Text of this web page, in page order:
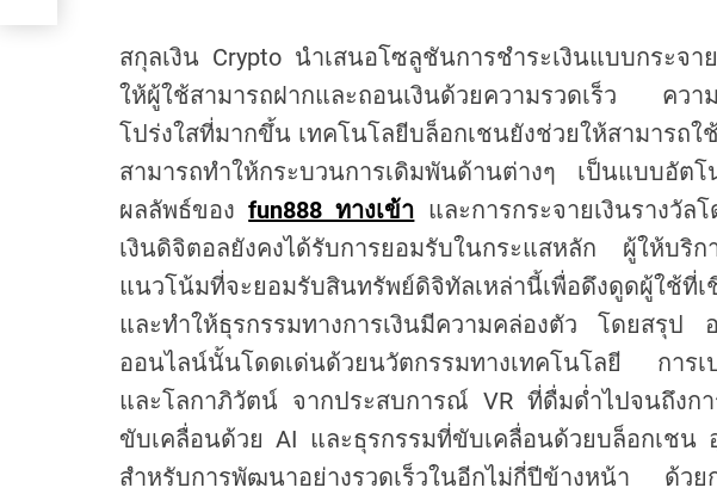
สกุลเงิน Crypto นำเสนอโซลูชันการชำระเงินแบบกระจ
ให้ผู้ใช้สามารถฝากและถอนเงินด้วยความรวดเร็ว ค
โปร่งใสที่มากขึ้น เทคโนโลยีบล็อกเชนยังช่วยให้สามารถ
สามารถทำให้กระบวนการเดิมพันด้านต่างๆ เป็นแบบอั
ผลลัพธ์ของfun888 ทางเข้า และการกระจายเงินรางวั
เงินดิจิตอลยังคงได้รับการยอมรับในกระแสหลัก ผู้ให้บริก
แนวโน้มที่จะยอมรับสินทรัพย์ดิจิทัลเหล่านี้เพื่อดึงดูดผู้ใช้ที่
และทำให้ธุรกรรมทางการเงินมีความคล่องตัว โดยสรุป
ออนไลน์นั้นโดดเด่นด้วยนวัตกรรมทางเทคโนโลยี การเ
และโลกาภิวัตน์ จากประสบการณ์ VR ที่ดื่มด่ำไปจนถึงกา
ขับเคลื่อนด้วย AI และธุรกรรมที่ขับเคลื่อนด้วยบล็อกเชน
สำหรับการพัฒนาอย่างรวดเร็วในอีกไม่กี่ปีข้างหน้า ด้วย